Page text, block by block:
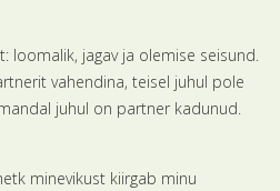
loomalik, jagav ja olemise seisund.
vahendina, teisel juhul pole
juhul on partner kadunud.
minevikust kiirgab minu